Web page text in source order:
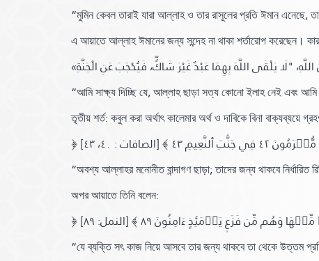
“মুমিন কেবল তারাই যারা আল্লাহ ও তার রাসূলের প্রতি ঈমান এনেছে,
এ আয়াতে আল্লাহ ঈমানের জন্য সন্দেহ না থাকা শর্তারোপ করেছেন।
“আমি সাক্ষ্য দিচ্ছি যে, আল্লাহ ছাড়া সত্য কোনো ইলাহ নেই এবং
তৃতীয় শর্ত: কবুল করা অর্থাৎ কালেমার অর্থ ও দাবিকে বিনা বাক্যব্যয়ে
[الصافات : ٤٠، ٤٣]
“অবশ্য আল্লাহর মনোনীত বান্দাগণ ছাড়া; তাদের জন্য থাকবে
অপর আয়াতে তিনি বলেন:
وَهُم مِّن فَزَعٖ يَوۡمَئِذٍ ءَامِنُونَ ٨٩ ﴾
[النمل: ٨٩]
“যে ব্যক্তি সৎ কাজ নিয়ে আসবে তার জন্য থাকবে তা থেকে উত্তম